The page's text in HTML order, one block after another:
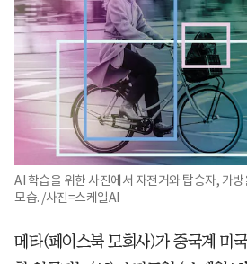
AI 학습을 위한 사진에서 자전거와 탑승자, 가
모습. /사진=스케일AI
메타(페이스북 모회사)가 중국계 미